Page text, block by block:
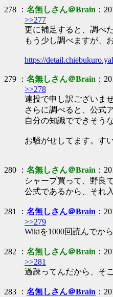
278 ： 名無しさん＠Brain ：
>>277
更に補足すると、調べ
もう少し調べますが、
https://
279 ： 名無しさん＠Brain ：
>>278
連投で申し訳ございませ
さらに調べると、公式
自分の知識でできそう
お騒がせしてます。す
280 ： 名無しさん＠Brain ：
シャープ買って、野良
公式であるから、それ
281 ： 名無しさん＠Brain ：
>>279
Wikiを1000回読んでか
282 ： 名無しさん＠Brain ：
>>281
過疎ってんだから、そ
283 ： 名無しさん＠Brain ：